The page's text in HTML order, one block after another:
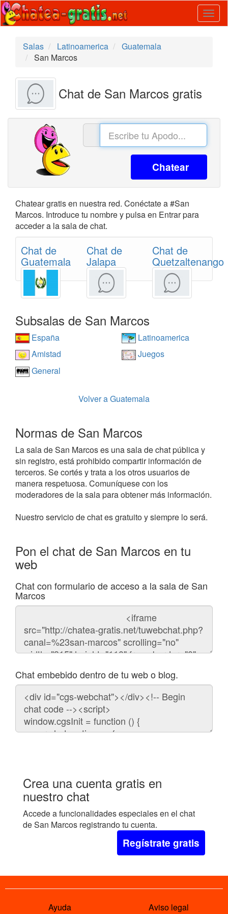
Salas
Latinoamerica
Guatemala
San Marcos
Chat de San Marcos gratis
Chatear
Chatear gratis en nuestra red. Conéctate a #San
Marcos. Introduce tu nombre y pulsa en Entrar para
acceder a la sala de chat.
Chat de
Guatemala
Chat de
Jalapa
Chat de
Quetzaltenango
Subsalas de San Marcos
España
Latinoamerica
Amistad
Juegos
General
Volver a Guatemala
Normas de San Marcos
La sala de San Marcos es una sala de chat pública y
sin registro, está prohibido compartir información de
terceros. Se cortés y trata a los otros usuarios de
manera respetuosa. Comuníquese con los
moderadores de la sala para obtener más información.
Nuestro servicio de chat es gratuito y siempre lo será.
Pon el chat de San Marcos en tu
web
Chat con formulario de acceso a la sala de San
Marcos
Código
chat
Chat embebido dentro de tu web o blog.
Código
para
embeber
chat
Crea una cuenta gratis en
nuestro chat
Accede a funcionalidades especiales en el chat
de San Marcos registrando tu cuenta.
Regístrate gratis
Ayuda Aviso legal